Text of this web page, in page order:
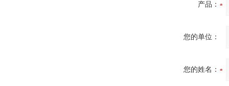
产品：
您的单位：
您的姓名：